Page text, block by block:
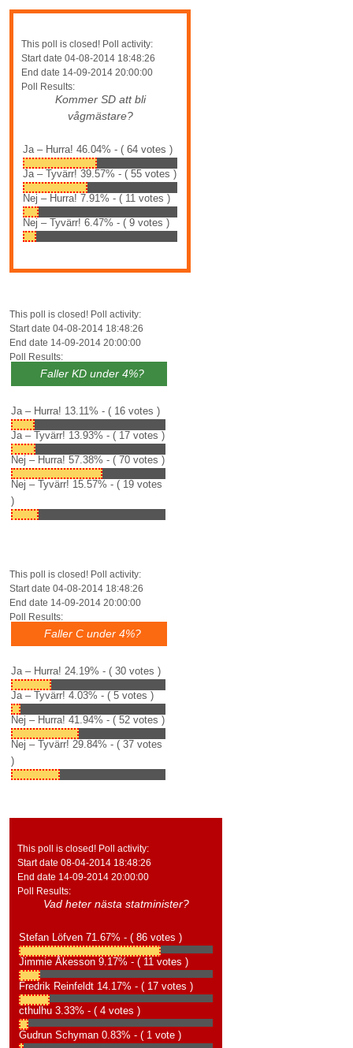
This poll is closed! Poll activity:
Start date 04-08-2014 18:48:26
End date 14-09-2014 20:00:00
Poll Results:
Kommer SD att bli
vågmästare?
Ja – Hurra! 46.04% - ( 64 votes )
Ja – Tyvärr! 39.57% - ( 55 votes )
Nej – Hurra! 7.91% - ( 11 votes )
Nej – Tyvärr! 6.47% - ( 9 votes )
This poll is closed! Poll activity:
Start date 04-08-2014 18:48:26
End date 14-09-2014 20:00:00
Poll Results:
Faller KD under 4%?
Ja – Hurra! 13.11% - ( 16 votes )
Ja – Tyvärr! 13.93% - ( 17 votes )
Nej – Hurra! 57.38% - ( 70 votes )
Nej – Tyvärr! 15.57% - ( 19 votes
)
This poll is closed! Poll activity:
Start date 04-08-2014 18:48:26
End date 14-09-2014 20:00:00
Poll Results:
Faller C under 4%?
Ja – Hurra! 24.19% - ( 30 votes )
Ja – Tyvärr! 4.03% - ( 5 votes )
Nej – Hurra! 41.94% - ( 52 votes )
Nej – Tyvärr! 29.84% - ( 37 votes
)
This poll is closed! Poll activity:
Start date 08-04-2014 18:48:26
End date 14-09-2014 20:00:00
Poll Results:
Vad heter nästa statminister?
Stefan Löfven 71.67% - ( 86 votes )
Jimmie Åkesson 9.17% - ( 11 votes )
Fredrik Reinfeldt 14.17% - ( 17 votes )
cthulhu 3.33% - ( 4 votes )
Gudrun Schyman 0.83% - ( 1 vote )